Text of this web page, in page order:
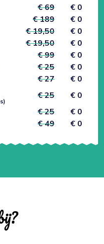
€ 69
€ 0
€ 189
€ 0
€ 19,50
€ 0
€ 19,50
€ 0
€ 99
€ 0
€ 25
€ 0
€ 27
€ 0
€ 25
€ 0
€ 25
€ 0
€ 49 € 0